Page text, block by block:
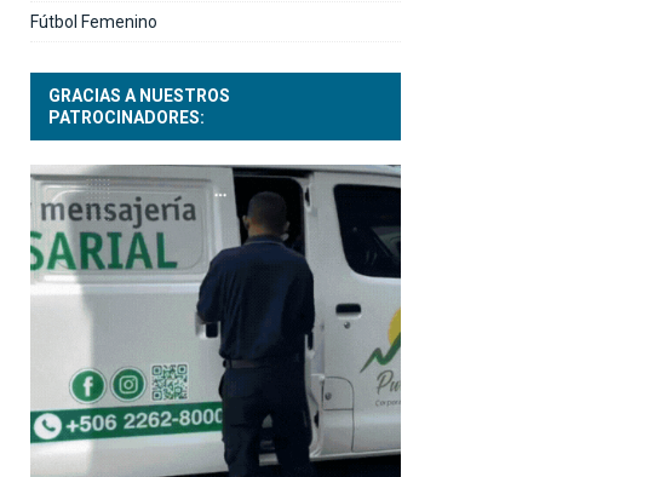
Fútbol Femenino
GRACIAS A NUESTROS
PATROCINADORES: